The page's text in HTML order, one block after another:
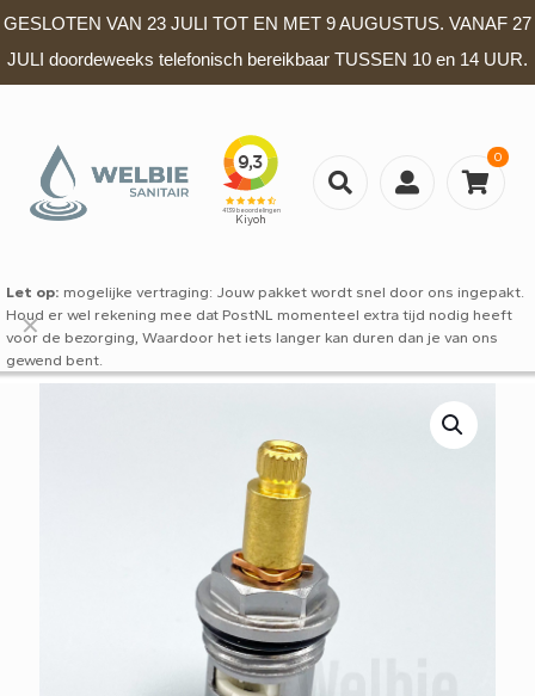
GESLOTEN VAN 23 JULI TOT EN MET 9 AUGUSTUS. VANAF 27
JULI doordeweeks telefonisch bereikbaar TUSSEN 10 en 14 UUR.
0
Let op: mogelijke vertraging: Jouw pakket wordt snel door ons ingepakt.
Houd er wel rekening mee dat PostNL momenteel extra tijd nodig heeft
voor de bezorging, Waardoor het iets langer kan duren dan je van ons
gewend bent.
✕